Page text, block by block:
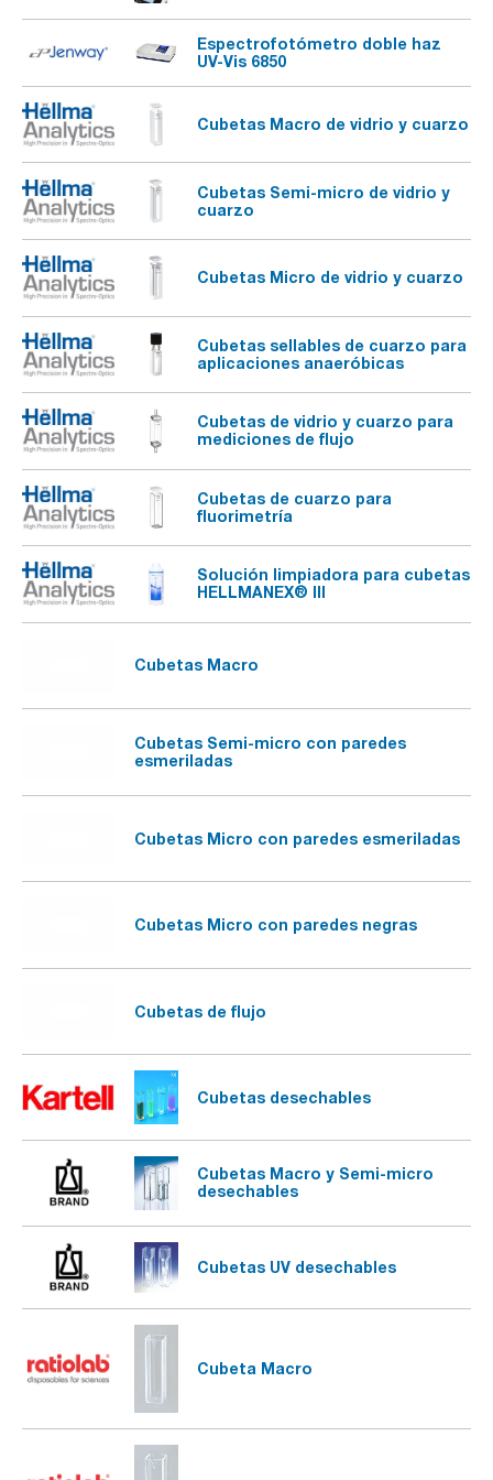
Espectrofotómetro doble haz
UV-Vis 6850
Cubetas Macro de vidrio y cuarzo
Cubetas Semi-micro de vidrio y
cuarzo
Cubetas Micro de vidrio y cuarzo
Cubetas sellables de cuarzo para
aplicaciones anaeróbicas
Cubetas de vidrio y cuarzo para
mediciones de flujo
Cubetas de cuarzo para
fluorimetría
Solución limpiadora para cubetas
HELLMANEX® III
Cubetas Macro
Cubetas Semi-micro con paredes
esmeriladas
Cubetas Micro con paredes esmeriladas
Cubetas Micro con paredes negras
Cubetas de flujo
Cubetas desechables
Cubetas Macro y Semi-micro
desechables
Cubetas UV desechables
Cubeta Macro